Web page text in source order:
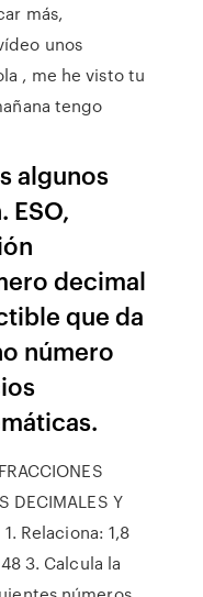
más,
unos
, me he visto tu
tengo
algunos
ESO,
decimal
que da
número
DECIMALES Y
1. Relaciona: 1,8
3. Calcula la